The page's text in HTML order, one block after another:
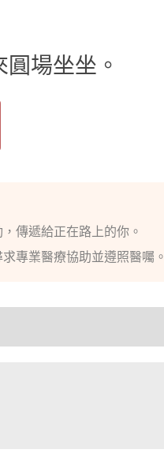
場坐坐。
傳遞給正在路上的你。
專業醫療協助並遵照醫囑。